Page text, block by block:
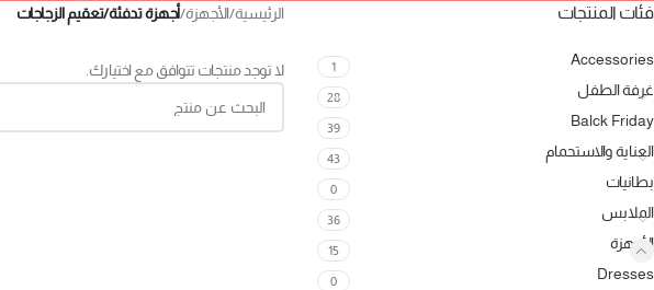
فئات المنتجات
Accessories
1
غرفة الطفل 28
Balck Friday
39
العناية والاستحمام 43
بطانيات 0
الملابس 36
الأجهزة 15
Dresses
0
الرئيسية/الأجهزة/أجهزة تدفئة/تعقيم الزجاجات
لا توجد منتجات تتوافق مع اختيارك.